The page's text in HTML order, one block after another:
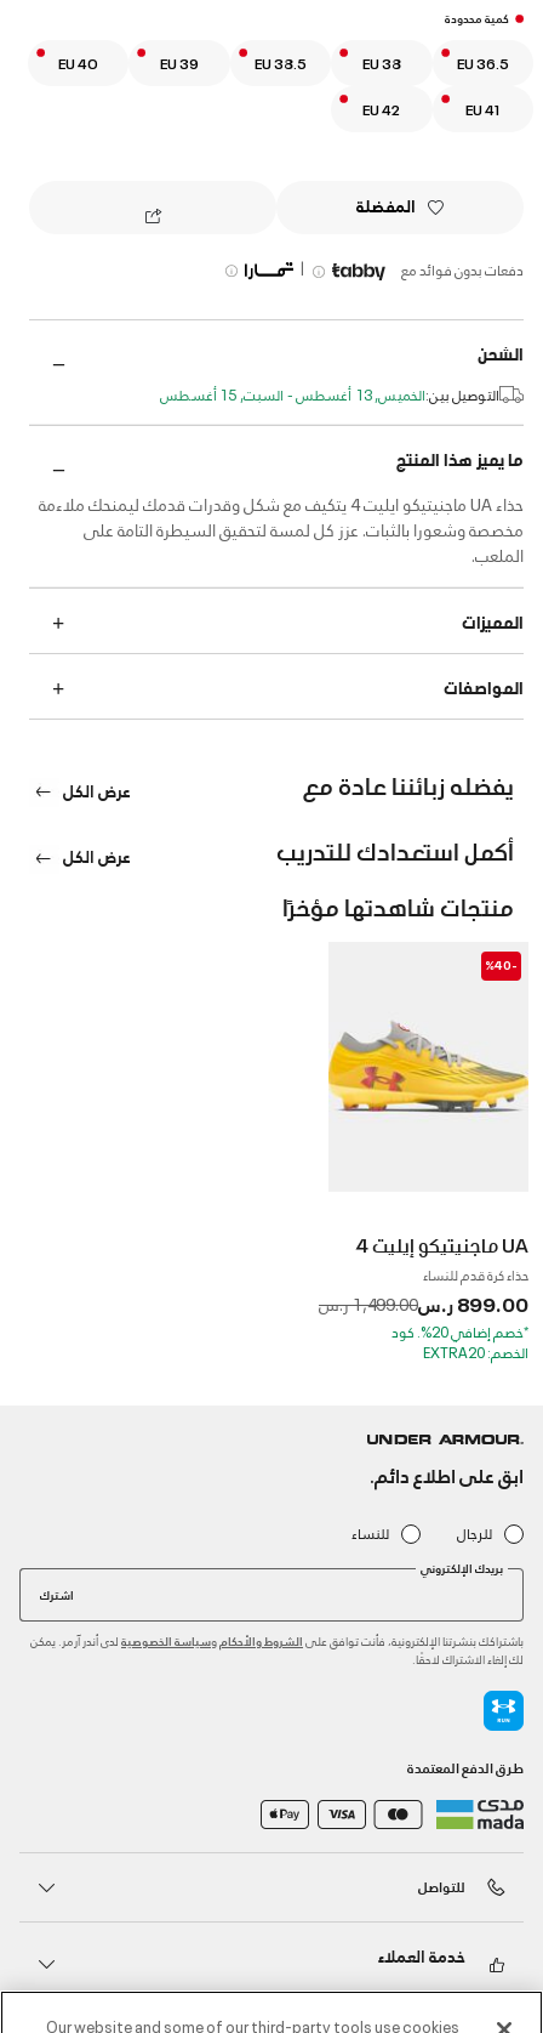
كمية محدودة
EU 36.5
EU 38
EU 38.5
EU 39
EU 40
EU 41
EU 42
المفضلة
دفعات بدون فوائد مع |
الشحن
التوصيل بين:الخميس, 13 أغسطس - السبت, 15 أغسطس
ما يميز هذا المنتج
حذاء UA ماجنيتيكو ايليت 4 يتكيف مع شكل وقدرات قدمك ليمنحك ملاءمة
مخصصة وشعورا بالثبات. عزز كل لمسة لتحقيق السيطرة التامة على
الملعب.
المميزات
المواصفات
يفضله زبائننا عادة مع عرض الكل
أكمل استعدادك للتدريب عرض الكل
منتجات شاهدتها مؤخرًا
-%40
UA ماجنيتيكو إيليت 4
حذاء كرة قدم للنساء
899.00 ر.س Price reduced from
1,499.00 ر.س to
*خصم إضافي 20%. كود
الخصم: EXTRA20
ابق على اطلاع دائم.
للرجال للنساء
بريدك الإلكتروني
اشترك
باشتراكك بنشرتنا الإلكترونية، فأنت توافق على الشروط والأحكام وسياسة الخصوصية لدى أندر آرمر. يمكن
لك إلغاء الاشتراك لاحقًا.
طرق الدفع المعتمدة
للتواصل
خدمة العملاء
Our website and some of our third-party tools use cookies